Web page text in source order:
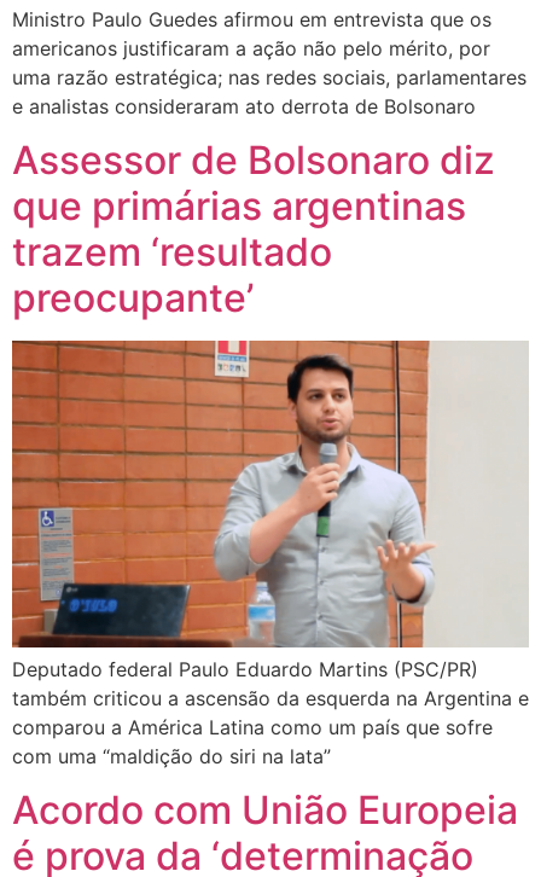
Ministro Paulo Guedes afirmou em entrevista que os
americanos justificaram a ação não pelo mérito, por
uma razão estratégica; nas redes sociais, parlamentares
e analistas consideraram ato derrota de Bolsonaro
Assessor de Bolsonaro diz
que primárias argentinas
trazem ‘resultado
preocupante’
Deputado federal Paulo Eduardo Martins (PSC/PR)
também criticou a ascensão da esquerda na Argentina e
comparou a América Latina como um país que sofre
com uma “maldição do siri na lata”
Acordo com União Europeia
é prova da ‘determinação